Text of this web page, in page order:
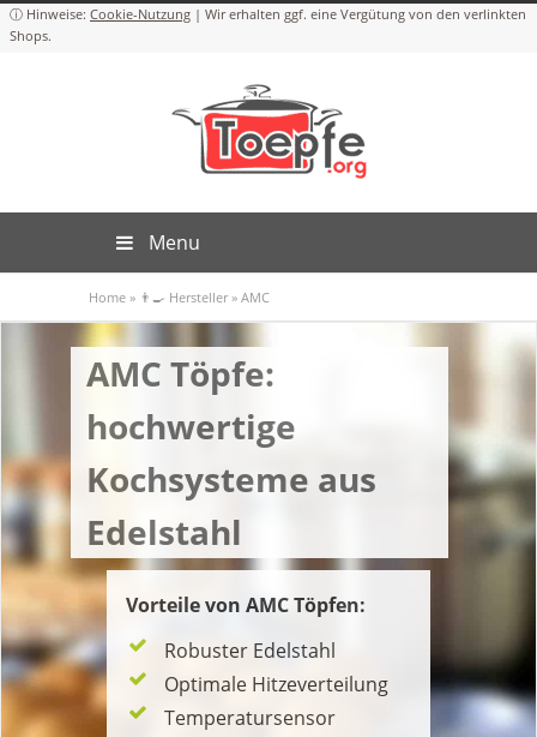
Cookie-Nutzung
Menu
Home » 👨‍🍳 Hersteller » AMC
AMC Töpfe:
hochwertige
Kochsysteme aus
Edelstahl
Vorteile von AMC Töpfen:
Robuster Edelstahl
Optimale Hitzeverteilung
Temperatursensor